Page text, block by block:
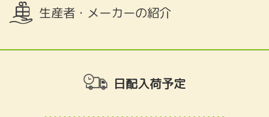
生産者・メーカーの紹介
日配入荷予定